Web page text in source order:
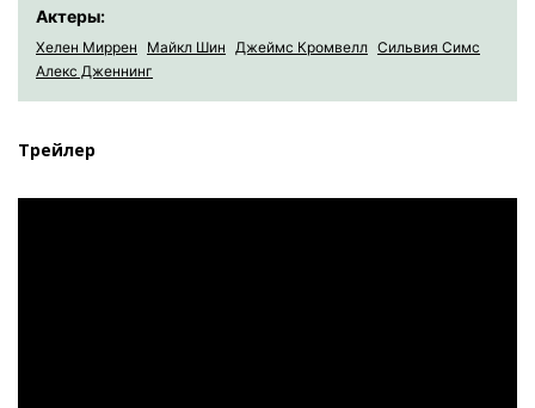
Актеры:
Хелен Миррен Майкл Шин Джеймс Кромвелл Сильвия Симс
Алекс Дженнинг
Трейлер